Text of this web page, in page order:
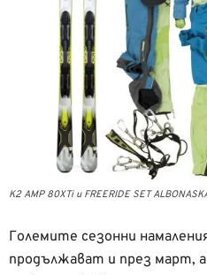
K2 AMP 80XTi и FREERIDE SET
Големите сезонни
продължават и през март,